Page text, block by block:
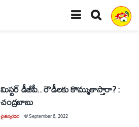
మిస్టర్‌ డీజీపీ.. రౌడీలకు కొమ్ముకాస్తారా? :
చంద్రబాబు
చైతన్యరధం @September 6, 2022